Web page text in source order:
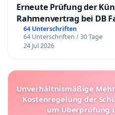
Erneute Prüfung der
Rahmenvertrag bei DB
64 Unterschriften
64 Unterschriften / 30 Tage
24 Jul 2026
Unverhältnismäßige
Kostenregelung der
um Überprüfung